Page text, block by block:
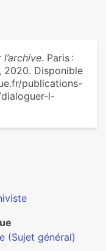
. Paris :
2020. Disponible
publications-
l-
(Sujet général)